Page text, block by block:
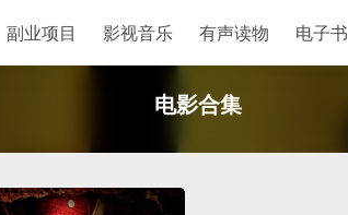
副业项目 影视音乐 有声读物 电子书
电影合集